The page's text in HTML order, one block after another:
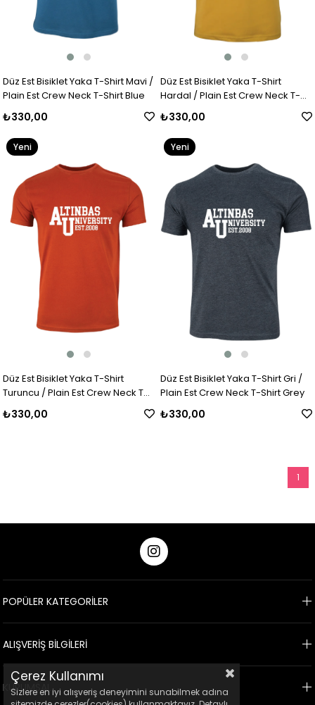
Düz Est Bisiklet Yaka T-Shirt Mavi /
Plain Est Crew Neck T-Shirt Blue
₺330,00
Düz Est Bisiklet Yaka T-Shirt
Hardal / Plain Est Crew Neck T-
₺330,00
Düz Est Bisiklet Yaka T-Shirt
Turuncu / Plain Est Crew Neck T-
Shirt Orange
₺330,00
Yeni
Düz Est Bisiklet Yaka T-Shirt Gri /
Plain Est Crew Neck T-Shirt Grey
₺330,00
Yeni
1
POPÜLER KATEGORİLER
ALIŞVERİŞ BİLGİLERİ
KURUMSAL
Çerez Kullanımı
Sizlere en iyi alışveriş deneyimini sunabilmek adına